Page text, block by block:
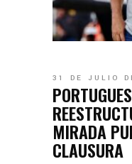
31 DE JULIO
MIRADA
CLAUSURA